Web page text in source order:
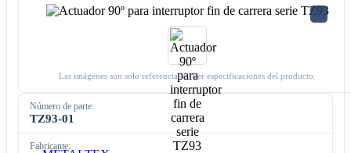
Las imágenes son solo referenciales. Ver especificaciones del producto.
Número de parte:
TZ93-01
Fabricante: